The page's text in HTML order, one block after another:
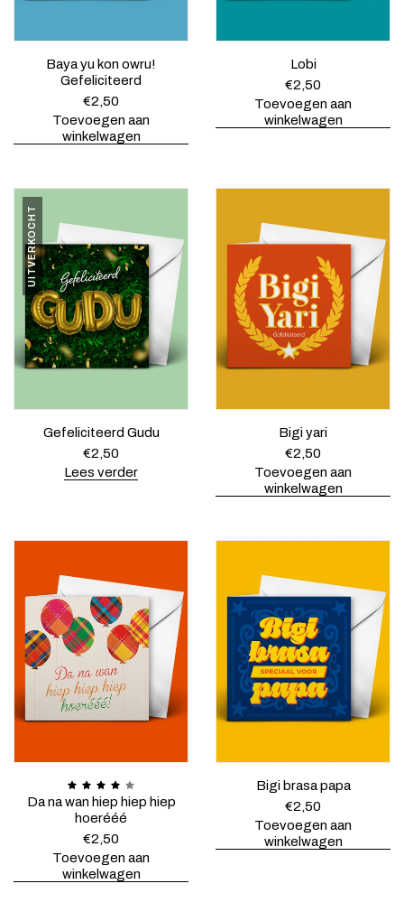
s
a
s
:
€
7
0
0
Baya yu kon owru!
Gefeliciteerd
€2,50
Toevoegen aan
winkelwagen
Lobi
€2,50
Toevoegen aan
winkelwagen
UITVERKOCHT
Gefeliciteerd Gudu
€2,50
Lees verder
Bigi yari
€2,50
Toevoegen aan
winkelwagen
Da na wan hiep hiep hiep
hoerééé
€2,50
Toevoegen aan
winkelwagen
Bigi brasa papa
€2,50
Toevoegen aan
winkelwagen